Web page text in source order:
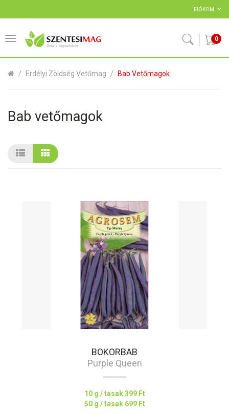
FIÓKOM
0
Erdélyi Zöldség Vetőmag Bab Vetőmagok
Bab vetőmagok
BOKORBAB
Purple Queen
10 g / tasak399 Ft
50 g / tasak 699 Ft